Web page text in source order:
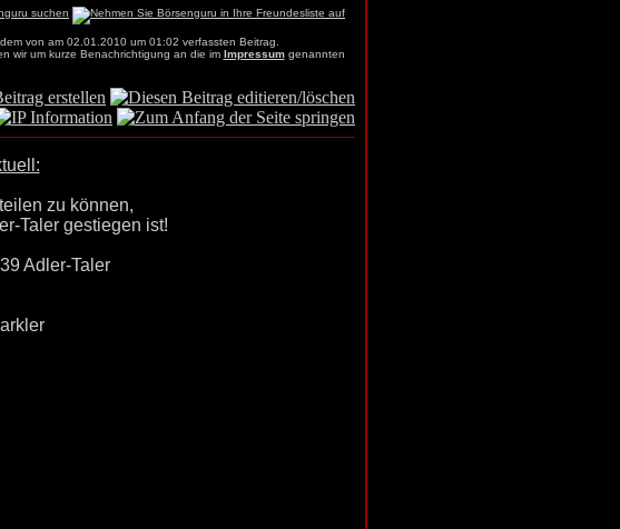
von am 02.01.2010 um 01:02 verfassten Beitrag.
wir um kurze Benachrichtigung an die im Impressumgenannten
zu können,
Taler gestiegen ist!
Adler-Taler